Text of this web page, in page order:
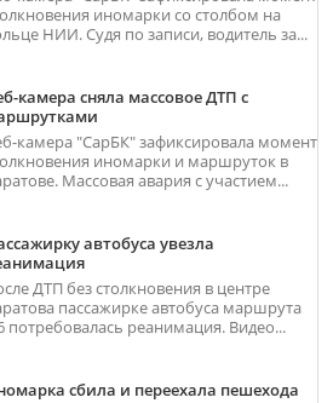
иномарки со столбом на
НИИ. Судя по записи, водитель за...
камера сняла массовое ДТП с
камера "СарБК" зафиксировала момент
иномарки и маршруток в
Массовая авария с участием...
автобуса увезла
ДТП без столкновения в центре
пассажирке автобуса маршрута
потребовалась реанимация. Видео...
сбила и переехала пешехода